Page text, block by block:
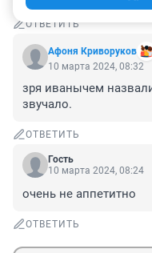
ОТВЕТИТЬ
Афоня Криворуков
10 марта 2024, 08:32
зря иванычем
звучало.
ОТВЕТИТЬ
Гость
10 марта 2024, 08:24
очень не аппетитно
ОТВЕТИТЬ